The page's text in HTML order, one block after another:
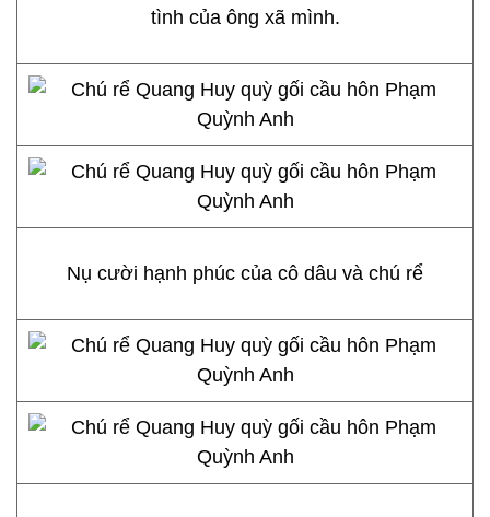
tình của ông xã mình.
Nụ cười hạnh phúc của cô dâu và chú rể